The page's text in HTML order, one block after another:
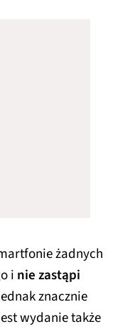
żadnych
i nie zastąpi
znacznie
wydanie także